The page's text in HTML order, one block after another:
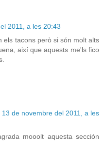
2011, a les 20:43
els tacons però si són molt alts
així que aquests me'ls fico
13 de novembre del 2011, a les
mooolt aquesta sección